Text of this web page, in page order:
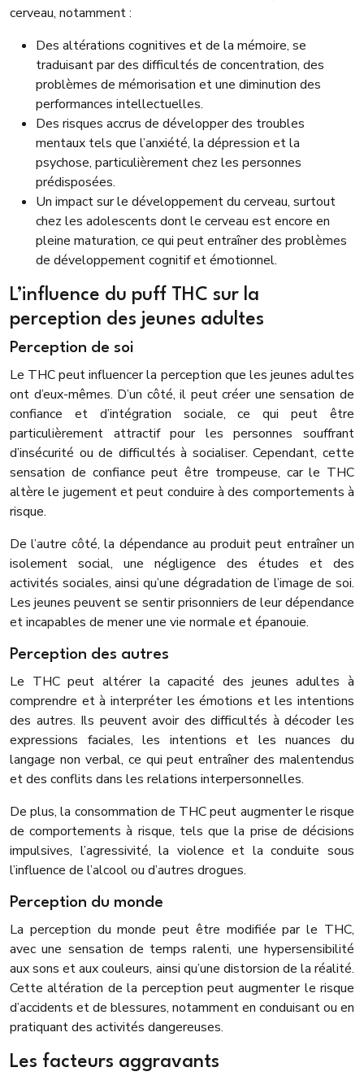
cerveau, notamment :
Des altérations cognitives et de la mémoire, se
traduisant par des difficultés de concentration, des
problèmes de mémorisation et une diminution des
performances intellectuelles.
Des risques accrus de développer des troubles
mentaux tels que l’anxiété, la dépression et la
psychose, particulièrement chez les personnes
prédisposées.
Un impact sur le développement du cerveau, surtout
chez les adolescents dont le cerveau est encore en
pleine maturation, ce qui peut entraîner des problèmes
de développement cognitif et émotionnel.
L’influence du puff THC sur la
perception des jeunes adultes
Perception de soi
Le THC peut influencer la perception que les jeunes adultes
ont d’eux-mêmes. D’un côté, il peut créer une sensation de
confiance et d’intégration sociale, ce qui peut être
particulièrement attractif pour les personnes souffrant
d’insécurité ou de difficultés à socialiser. Cependant, cette
sensation de confiance peut être trompeuse, car le THC
altère le jugement et peut conduire à des comportements à
risque.
De l’autre côté, la dépendance au produit peut entraîner un
isolement social, une négligence des études et des
activités sociales, ainsi qu’une dégradation de l’image de soi.
Les jeunes peuvent se sentir prisonniers de leur dépendance
et incapables de mener une vie normale et épanouie.
Perception des autres
Le THC peut altérer la capacité des jeunes adultes à
comprendre et à interpréter les émotions et les intentions
des autres. Ils peuvent avoir des difficultés à décoder les
expressions faciales, les intentions et les nuances du
langage non verbal, ce qui peut entraîner des malentendus
et des conflits dans les relations interpersonnelles.
De plus, la consommation de THC peut augmenter le risque
de comportements à risque, tels que la prise de décisions
impulsives, l’agressivité, la violence et la conduite sous
l’influence de l’alcool ou d’autres drogues.
Perception du monde
La perception du monde peut être modifiée par le THC,
avec une sensation de temps ralenti, une hypersensibilité
aux sons et aux couleurs, ainsi qu’une distorsion de la réalité.
Cette altération de la perception peut augmenter le risque
d’accidents et de blessures, notamment en conduisant ou en
pratiquant des activités dangereuses.
Les facteurs aggravants